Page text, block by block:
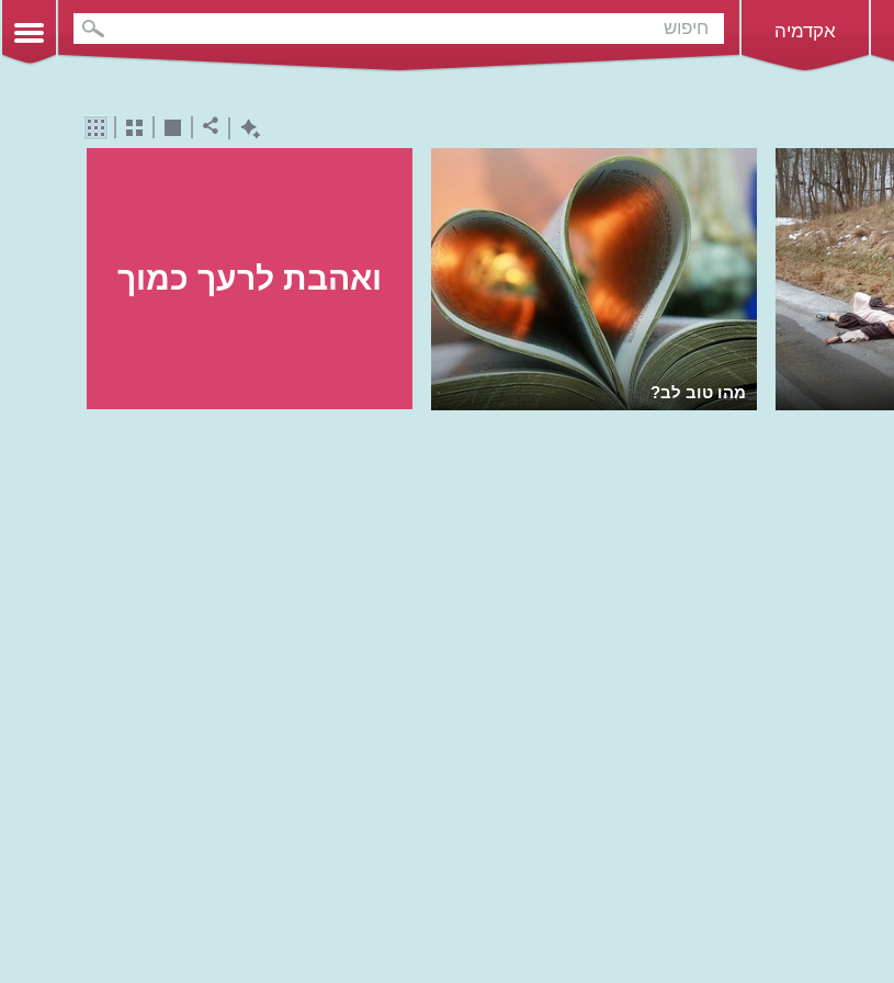
אקדמיה
ואהבת לרעך כמוך
מהו טוב לב?